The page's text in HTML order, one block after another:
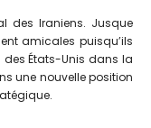
des Iraniens. Jusque
amicales puisqu’ils
États-Unis dans la
une nouvelle position